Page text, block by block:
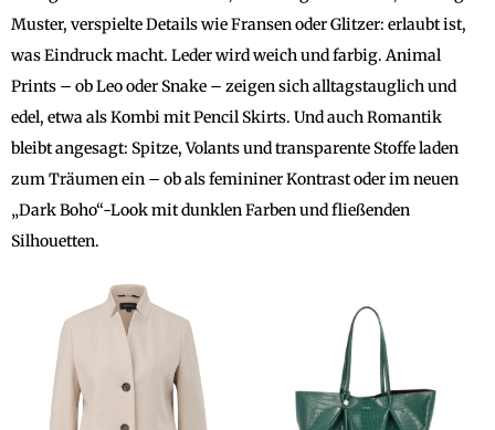
Muster, verspielte Details wie Fransen oder Glitzer: erlaubt ist,
was Eindruck macht. Leder wird weich und farbig. Animal
Prints – ob Leo oder Snake – zeigen sich alltagstauglich und
edel, etwa als Kombi mit Pencil Skirts. Und auch Romantik
bleibt angesagt: Spitze, Volants und transparente Stoffe laden
zum Träumen ein – ob als femininer Kontrast oder im neuen
„Dark Boho“-Look mit dunklen Farben und fließenden
Silhouetten.